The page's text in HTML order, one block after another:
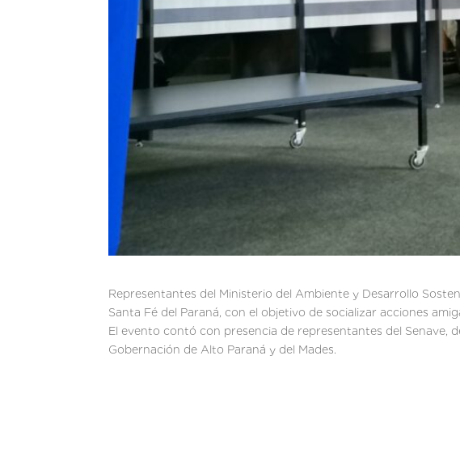
Representantes del Ministerio del Ambiente y Desarrollo
Santa Fé del Paraná, con el objetivo de socializar acciones
El evento contó con presencia de representantes del Senave,
Gobernación de Alto Paraná y del Mades.